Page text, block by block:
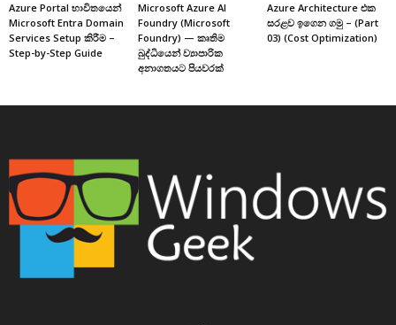
Azure Portal භාවිතයෙන්
Microsoft Entra Domain
Services Setup කිරීම –
Step-by-Step Guide
Microsoft Azure AI
Foundry (Microsoft
Foundry) — කෘතිම
බුද්ධියෙන් ව්‍යාපාරික
අනාගතයට පියවරක්
Azure Architecture එක
සරළව ඉගෙන ගමු – (Part
03) (Cost Optimization)